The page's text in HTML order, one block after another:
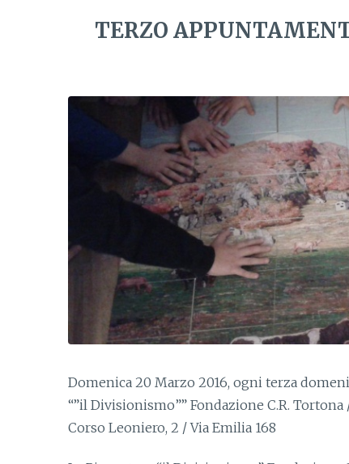
TERZO
Domenica 20 Marzo 2016, ogni terza
“”il Divisionismo”” Fondazione C.R. Tortona
Corso Leoniero, 2 / Via Emilia 168